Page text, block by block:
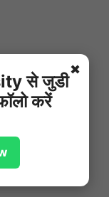
Key
✖
से जुडी
करें